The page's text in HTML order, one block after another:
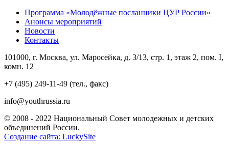
Программа «Молодёжные посланники ЦУР России»
Анонсы мероприятий
Новости
Контакты
101000, г. Москва, ул. Маросейка, д. 3/13, стр. 1, этаж 2, пом. I,
комн. 12
+7 (495) 249-11-49 (тел., факс)
info@youthrussia.ru
© 2008 - 2022 Национальный Совет молодежных и детских
объединений России.
Создание сайта: LuckySite